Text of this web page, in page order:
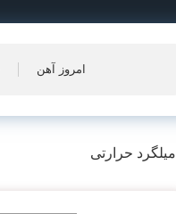
امروز آهن
میلگرد حرارتی